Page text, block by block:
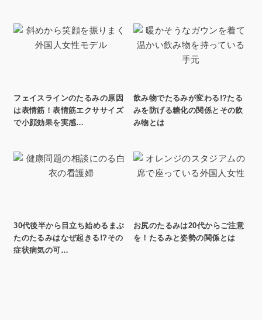
フェイスラインのたるみの原因
は表情筋！表情筋エクササイズ
で小顔効果を実感…
飲み物でたるみが変わる!?たる
みを防げる糖化の関係とその飲
み物とは
30代後半から目立ち始めるまぶ
たのたるみはなぜ起きる!?その
症状病気の可…
お尻のたるみは20代からご注意
を！たるみと姿勢の関係とは